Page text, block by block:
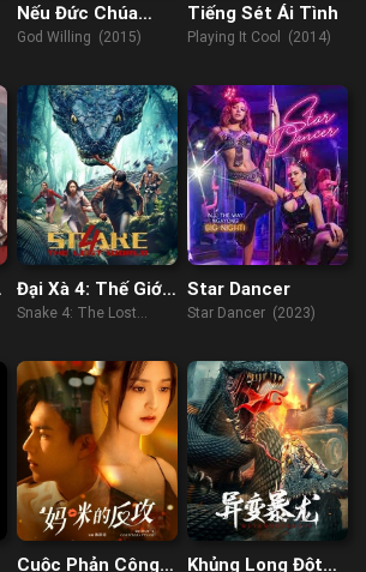
Nếu Đức Chúa
Muốn
God Willing (2015)
Tiếng Sét Ái Tình
Playing It Cool (2014)
Đại Xà 4: Thế Giới
Thất Lạc
Snake 4: The Lost
Star Dancer
Star Dancer (2023)
Cuộc Phản Công
Khủng Long Đột